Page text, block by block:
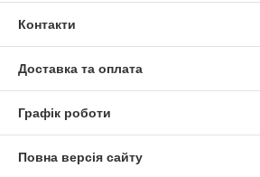
Контакти
Доставка та оплата
Графік роботи
Повна версія сайту